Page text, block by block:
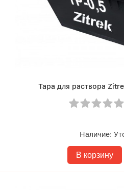
Тара для раствора
Наличие:
В корзину